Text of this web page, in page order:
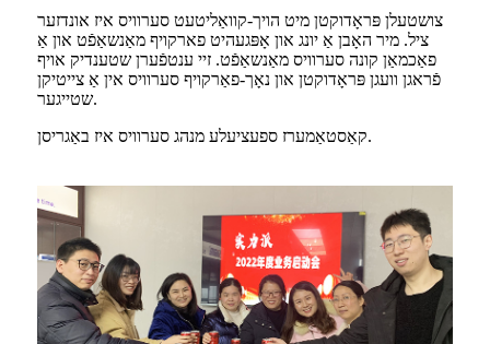
צושטעלן פּראָדוקטן מיט הויך-קוואַליטעט סערוויס איז אונדזער
ציל. מיר האָבן אַ יונג און אָפּגעהיט פארקויף מאַנשאַפֿט און אַ
פאַכמאַן קונה סערוויס מאַנשאַפֿט. זיי ענטפֿערן שטענדיק אויף
פֿראגן וועגן פּראָדוקטן און נאָך-פאַרקויף סערוויס אין אַ צייטיקן
שטייגער.
קאַסטאַמערז ספעציעלע מנהג סערוויס איז באַגריסן.